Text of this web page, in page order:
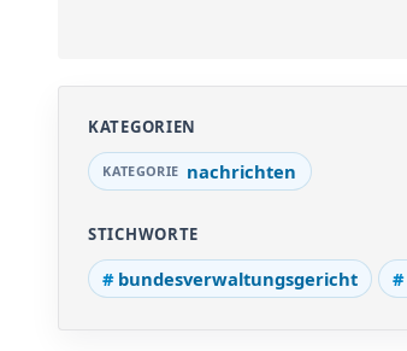
KATEGORIEN
nachrichten
STICHWORTE
bundesverwaltungsgericht